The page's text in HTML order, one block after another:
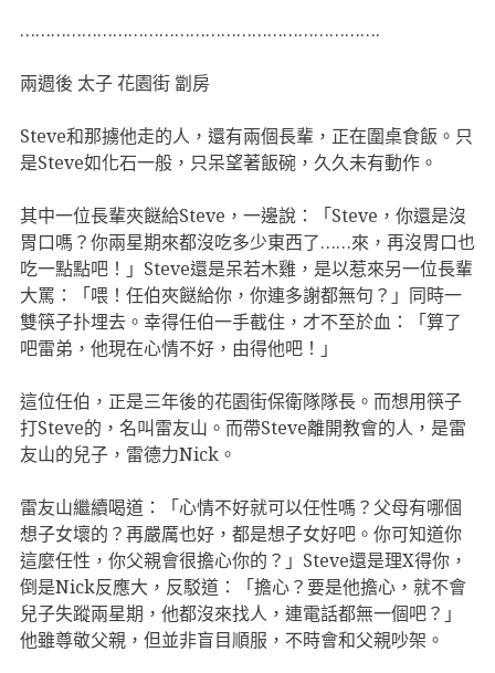
…………………………………………………………….
兩週後 太子 花園街 劏房
Steve和那擄他走的人，還有兩個長輩，正在圍桌食飯。只
是Steve如化石一般，只呆望著飯碗，久久未有動作。
其中一位長輩夾餸給Steve，一邊說：「Steve，你還是沒
胃口嗎？你兩星期來都沒吃多少東西了……來，再沒胃口也
吃一點點吧！」Steve還是呆若木雞，是以惹來另一位長輩
大罵：「喂！任伯夾餸給你，你連多謝都無句？」同時一
雙筷子扑埋去。幸得任伯一手截住，才不至於血：「算了
吧雷弟，他現在心情不好，由得他吧！」
這位任伯，正是三年後的花園街保衛隊隊長。而想用筷子
打Steve的，名叫雷友山。而帶Steve離開教會的人，是雷
友山的兒子，雷德力Nick。
雷友山繼續喝道：「心情不好就可以任性嗎？父母有哪個
想子女壞的？再嚴厲也好，都是想子女好吧。你可知道你
這麼任性，你父親會很擔心你的？」Steve還是理X得你，
倒是Nick反應大，反駁道：「擔心？要是他擔心，就不會
兒子失蹤兩星期，他都沒來找人，連電話都無一個吧？」
他雖尊敬父親，但並非盲目順服，不時會和父親吵架。